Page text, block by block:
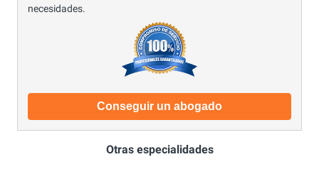
necesidades.
Conseguir un abogado
Otras especialidades